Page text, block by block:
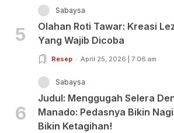
5
Sabaysa
Olahan Roti Tawar: Kreasi
Yang Wajib Dicoba
Resep April 25, 2026 | 7:06 am
6
Sabaysa
Judul: Menggugah Selera
Manado: Pedasnya Bikin
Bikin Ketagihan!